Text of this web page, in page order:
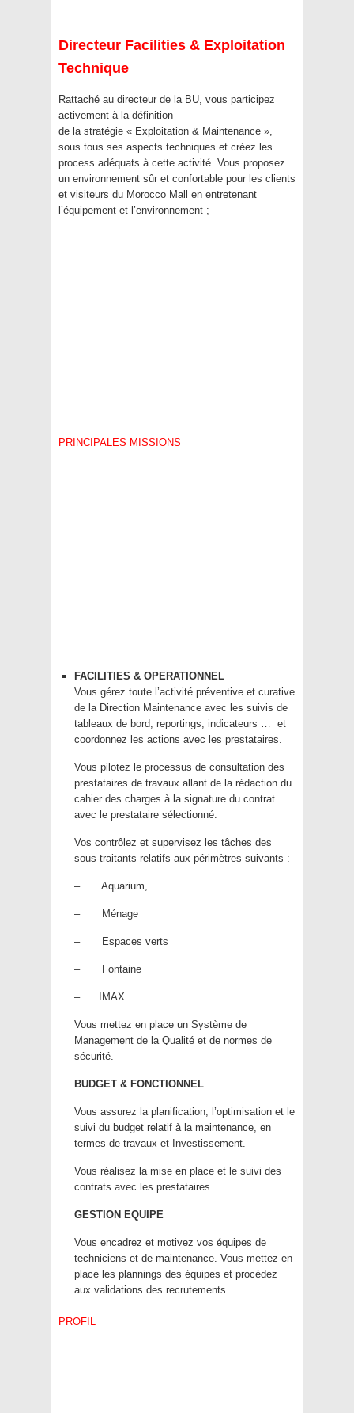
Directeur Facilities & Exploitation
Technique
Rattaché au directeur de la BU, vous participez
activement à la définition
de la stratégie « Exploitation & Maintenance »,
sous tous ses aspects techniques et créez les
process adéquats à cette activité. Vous proposez
un environnement sûr et confortable pour les clients
et visiteurs du Morocco Mall en entretenant
l’équipement et l’environnement ;
PRINCIPALES MISSIONS
FACILITIES & OPERATIONNEL
Vous gérez toute l’activité préventive et curative
de la Direction Maintenance avec les suivis de
tableaux de bord, reportings, indicateurs … et
coordonnez les actions avec les prestataires.
Vous pilotez le processus de consultation des
prestataires de travaux allant de la rédaction du
cahier des charges à la signature du contrat
avec le prestataire sélectionné.
Vos contrôlez et supervisez les tâches des
sous-traitants relatifs aux périmètres suivants :
– Aquarium,
– Ménage
– Espaces verts
– Fontaine
– IMAX
Vous mettez en place un Système de
Management de la Qualité et de normes de
sécurité.
BUDGET & FONCTIONNEL
Vous assurez la planification, l’optimisation et le
suivi du budget relatif à la maintenance, en
termes de travaux et Investissement.
Vous réalisez la mise en place et le suivi des
contrats avec les prestataires.
GESTION EQUIPE
Vous encadrez et motivez vos équipes de
techniciens et de maintenance. Vous mettez en
place les plannings des équipes et procédez
aux validations des recrutements.
PROFIL